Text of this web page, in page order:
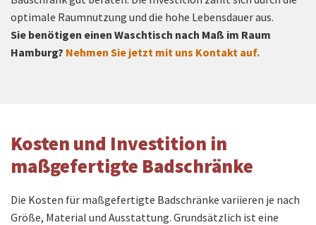
optimale Raumnutzung und die hohe Lebensdauer aus.
Sie benötigen einen Waschtisch nach Maß im Raum
Hamburg? Nehmen Sie jetzt mit uns Kontakt auf.
Kosten und Investition in
maßgefertigte Badschränke
Die Kosten für maßgefertigte Badschränke variieren je nach
Größe, Material und Ausstattung. Grundsätzlich ist eine